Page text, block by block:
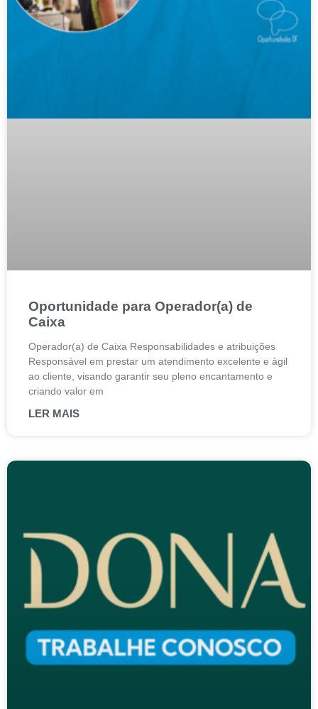
Oportunidade para Operador(a) de
Caixa
Operador(a) de Caixa Responsabilidades e atribuições
Responsável em prestar um atendimento excelente e ágil
ao cliente, visando garantir seu pleno encantamento e
criando valor em
LER MAIS